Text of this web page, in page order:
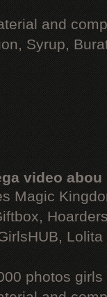
and
Syrup,
video abou
Magic
Lolita
photos